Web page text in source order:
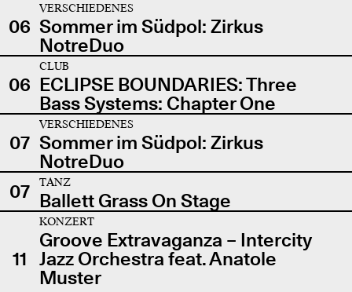
06
VERSCHIEDENES
Sommer im Südpol: Zirkus
NotreDuo
06
CLUB
ECLIPSE BOUNDARIES: Three
Bass Systems: Chapter One
07
VERSCHIEDENES
Sommer im Südpol: Zirkus
NotreDuo
07
TANZ
Ballett Grass On Stage
11
KONZERT
Groove Extravaganza – Intercity
Jazz Orchestra feat. Anatole
Muster